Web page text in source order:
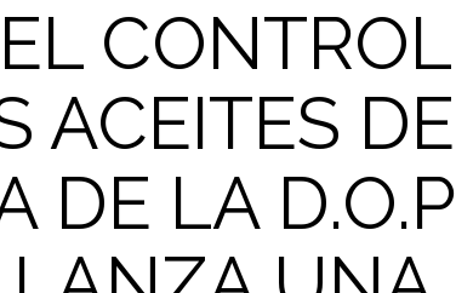
CONTROL
ACEITES DE
DE LA D.O.P